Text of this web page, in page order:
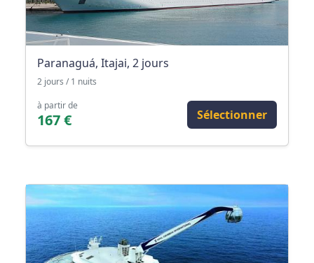
Paranaguá, Itajai, 2 jours
2 jours / 1 nuits
à partir de
167 € Sélectionner